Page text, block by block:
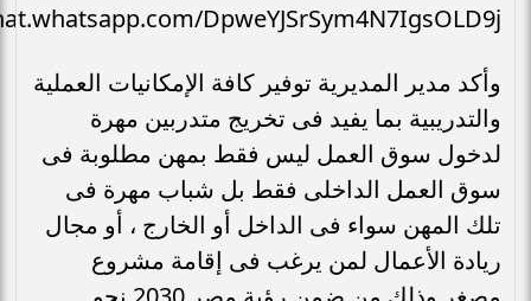
DpweYJSrSym4N7IgsOLD9j
وأكد مدير المديرية توفير كافة الإمكانيات العملية
والتدريبية بما يفيد فى تخريج متدربين مهرة
لدخول سوق العمل ليس فقط بمهن مطلوبة فى
سوق العمل الداخلى فقط بل شباب مهرة فى
تلك المهن سواء فى الداخل أو الخارج ، أو مجال
ريادة الأعمال لمن يرغب فى إقامة مشروع